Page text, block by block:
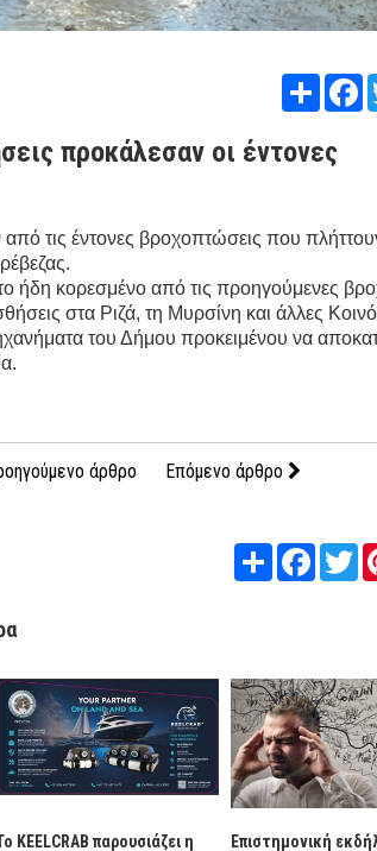
Share
προκάλεσαν οι έντονες
τις έντονες βροχοπτώσεις που
ήδη κορεσμένο από τις προηγούμενες
στα Ριζά, τη Μυρσίνη και άλλες
του Δήμου προκειμένου να
άρθρο Επόμενο άρθρο
Share
KEELCRAB παρουσιάζει η
Επιστημονική